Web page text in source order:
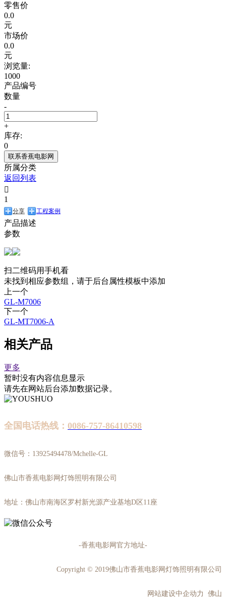
零售价
0.0
元
市场价
0.0
元
浏览量:
1000
产品编号
数量
-
+
库存:
0
联系香蕉电影网
所属分类
返回列表

1
分享 工程案例
产品描述
参数
扫二维码用手机看
未找到相应参数组，请于后台属性模板中添加
上一个
GL-M7006
下一个
GL-MT7006-A
相关产品
更多
暂时没有内容信息显示
请先在网站后台添加数据记录。
全国电话热线： 0086-757-86410598
微信号：13925494478/Mchelle-GL
佛山市香蕉电影网灯饰照明有限公司
地址：佛山市南海区罗村新光源产业基地D区11座
-香蕉电影网官方地址-
Copyright © 2019佛山市香蕉电影网灯饰照明有限公司
网站建设中企动力 佛山